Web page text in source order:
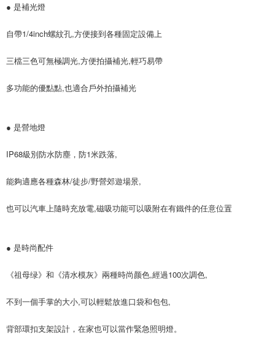
● 是補光燈
自帶1/4inch螺紋孔,方便接到各種固定設備上
三檔三色可無極調光,方便拍攝補光,輕巧易帶
多功能的優點點,也適合戶外拍攝補光
● 是營地燈
IP68級別防水防塵，防1米跌落,
能夠適應各種森林/徒步/野營郊遊場景,
也可以汽車上隨時充放電,磁吸功能可以吸附在有鐵件的任意位置
● 是時尚配件
《祖母绿》和《清水模灰》兩種時尚颜色,經過100次調色,
不到一個手掌的大小,可以輕鬆放進口袋和包包,
背部環扣支架設計，在家也可以當作緊急照明燈。